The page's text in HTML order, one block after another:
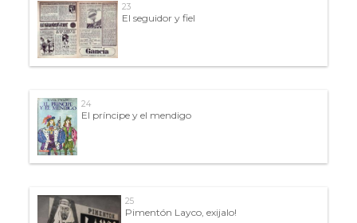
23
El seguidor y fiel
24
El príncipe y el mendigo
25
Pimentón Layco, exijalo!